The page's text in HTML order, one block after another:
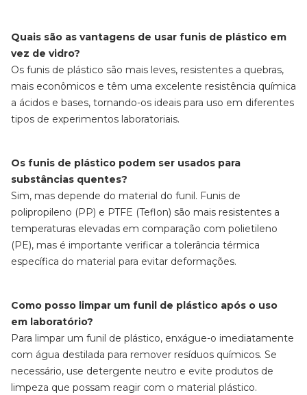
Quais são as vantagens de usar funis de plástico em
vez de vidro?
Os funis de plástico são mais leves, resistentes a quebras,
mais econômicos e têm uma excelente resistência química
a ácidos e bases, tornando-os ideais para uso em diferentes
tipos de experimentos laboratoriais.
Os funis de plástico podem ser usados para
substâncias quentes?
Sim, mas depende do material do funil. Funis de
polipropileno (PP) e PTFE (Teflon) são mais resistentes a
temperaturas elevadas em comparação com polietileno
(PE), mas é importante verificar a tolerância térmica
específica do material para evitar deformações.
Como posso limpar um funil de plástico após o uso
em laboratório?
Para limpar um funil de plástico, enxágue-o imediatamente
com água destilada para remover resíduos químicos. Se
necessário, use detergente neutro e evite produtos de
limpeza que possam reagir com o material plástico.